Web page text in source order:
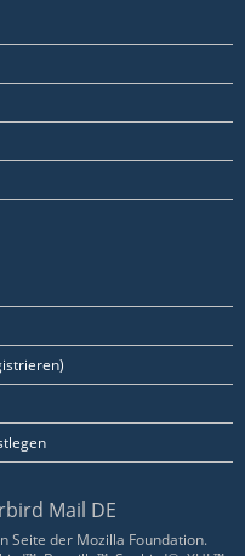
Mail DE
Seite der Mozilla Foundation.